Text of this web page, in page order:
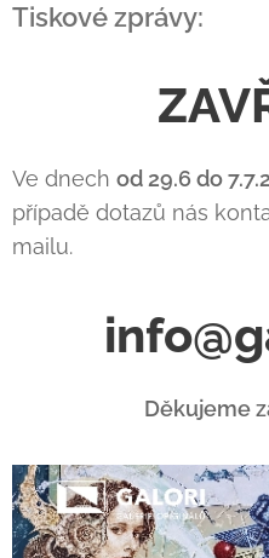
Tiskové zprávy:
Ve dnech od 29.6 do
případě dotazů nás
mailu.
Děkujeme